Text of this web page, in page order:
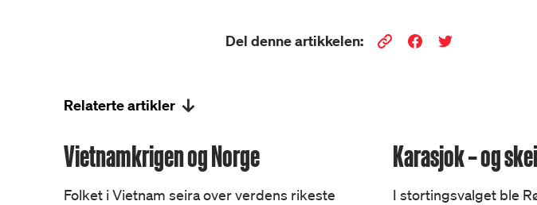
Del denne artikkelen:
Relaterte artikler
Vietnamkrigen og Norge
Folket i Vietnam seira over verdens rikeste
Karasjok – og
I stortingsvalget ble